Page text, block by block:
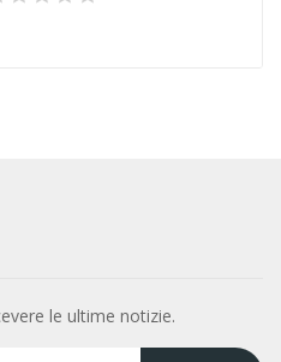
le ultime notizie.